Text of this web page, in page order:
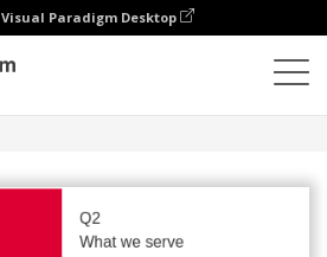
Visual Paradigm Desktop